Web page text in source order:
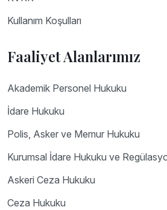
Kullanım Koşulları
Faaliyet Alanlarımız
Akademik Personel Hukuku
İdare Hukuku
Polis, Asker ve Memur Hukuku
Kurumsal İdare Hukuku ve
Askeri Ceza Hukuku
Ceza Hukuku